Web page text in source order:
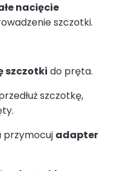
nacięcie
szczotki.
szczotki do pręta.
szczotkę,
przymocuj adapter